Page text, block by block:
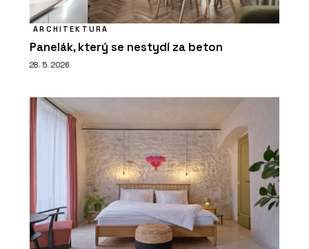
ARCHITEKTURA
Panelák, který se nestydí za beton
28. 5. 2026